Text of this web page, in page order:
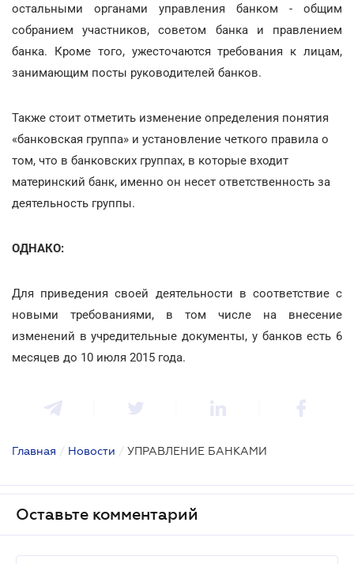
остальными органами управления банком - общим
собранием участников, советом банка и правлением
банка. Кроме того, ужесточаются требования к лицам,
занимающим посты руководителей банков.
Также стоит отметить изменение определения понятия
«банковская группа» и установление четкого правила о
том, что в банковских группах, в которые входит
материнский банк, именно он несет ответственность за
деятельность группы.
ОДНАКО:
Для приведения своей деятельности в соответствие с
новыми требованиями, в том числе на внесение
изменений в учредительные документы, у банков есть 6
месяцев до 10 июля 2015 года.
Главная / Новости / УПРАВЛЕНИЕ БАНКАМИ
Оставьте комментарий